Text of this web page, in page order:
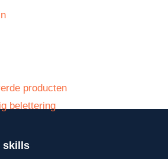
producten
belettering
skills